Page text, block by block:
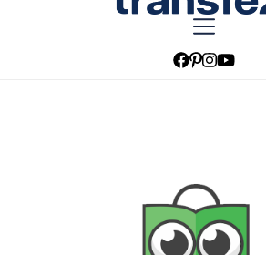
Transfez